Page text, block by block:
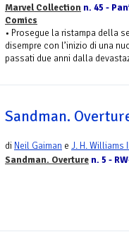
Marvel Collection n. 45 -
Comics
• Prosegue la ristampa della
disempre con l’inizio di una
passati due anni dalla
Sandman.
di Neil Gaiman e J. H. Williams
Sandman. Overture n. 5 -